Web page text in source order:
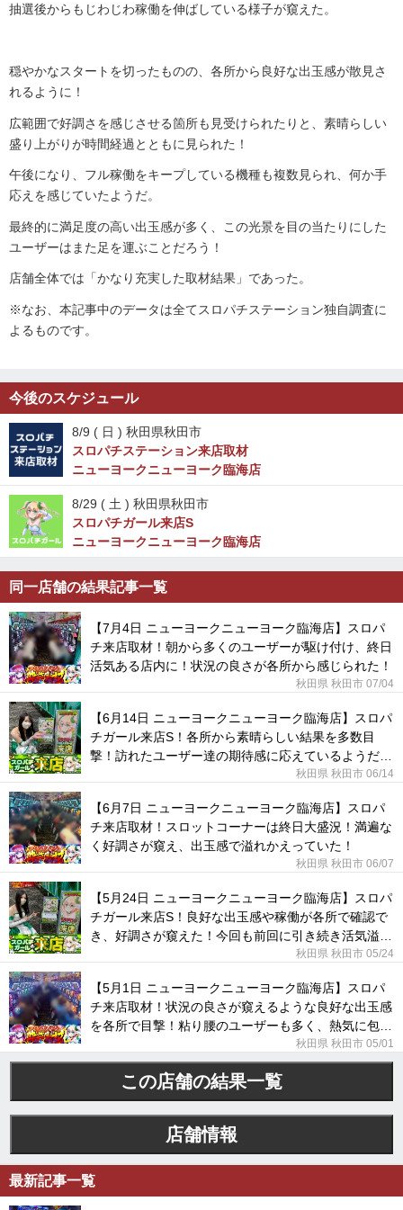
抽選後からもじわじわ稼働を伸ばしている様子が窺えた。
穏やかなスタートを切ったものの、各所から良好な出玉感が散見さ
れるように！
広範囲で好調さを感じさせる箇所も見受けられたりと、素晴らしい
盛り上がりが時間経過とともに見られた！
午後になり、フル稼働をキープしている機種も複数見られ、何か手
応えを感じていたようだ。
最終的に満足度の高い出玉感が多く、この光景を目の当たりにした
ユーザーはまた足を運ぶことだろう！
店舗全体では「かなり充実した取材結果」であった。
※なお、本記事中のデータは全てスロパチステーション独自調査に
よるものです。
今後のスケジュール
8/9 ( 日 ) 秋田県秋田市
スロパチステーション来店取材
ニューヨークニューヨーク臨海店
8/29 ( 土 ) 秋田県秋田市
スロパチガール来店S
ニューヨークニューヨーク臨海店
同一店舗の結果記事一覧
【7月4日 ニューヨークニューヨーク臨海店】スロパ
チ来店取材！朝から多くのユーザーが駆け付け、終日
活気ある店内に！状況の良さが各所から感じられた！
秋田県 秋田市 07/04
【6月14日 ニューヨークニューヨーク臨海店】スロパ
チガール来店S！各所から素晴らしい結果を多数目
撃！訪れたユーザー達の期待感に応えているようだっ
秋田県 秋田市 06/14
【6月7日 ニューヨークニューヨーク臨海店】スロパ
チ来店取材！スロットコーナーは終日大盛況！満遍な
く好調さが窺え、出玉感で溢れかえっていた！
秋田県 秋田市 06/07
【5月24日 ニューヨークニューヨーク臨海店】スロパ
チガール来店S！良好な出玉感や稼働が各所で確認で
き、好調さが窺えた！今回も前回に引き続き活気溢れ
秋田県 秋田市 05/24
【5月1日 ニューヨークニューヨーク臨海店】スロパ
チ来店取材！状況の良さが窺えるような良好な出玉感
を各所で目撃！粘り腰のユーザーも多く、熱気に包ま
秋田県 秋田市 05/01
この店舗の結果一覧
店舗情報
最新記事一覧